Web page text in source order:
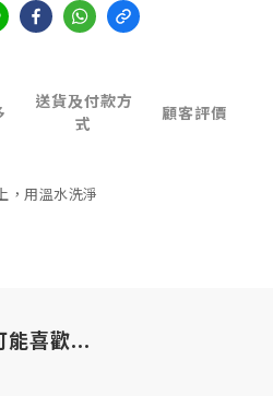
送貨及付款方
式
顧客評價
，用溫水洗淨
能喜歡...